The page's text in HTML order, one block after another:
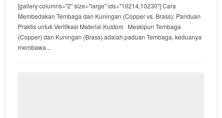
[gallery columns="2" size="large" ids="10214,10230"] Cara
Membedakan Tembaga dan Kuningan (Copper vs. Brass): Panduan
Praktis untuk Verifikasi Material Kustom Meskipun Tembaga
(Copper) dan Kuningan (Brass) adalah paduan Tembaga, keduanya
membawa...